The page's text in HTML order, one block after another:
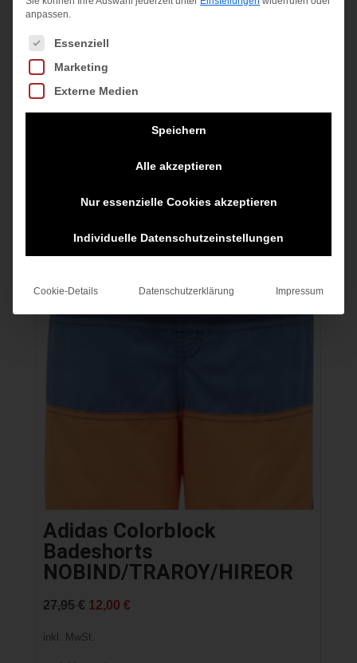
TF BASE ST
24,95€
Angebot!
Adidas Colorblock
Badeshorts
NOBIND/TRAROY/HIREOR
27,95 € Ursprünglicher
12,00 €Aktueller
inkl. MwSt.
anpassen.
Es folgt eine Liste der Service-Gruppen, für die eine
Essenziell
Marketing
Externe Medien
Speichern
Alle akzeptieren
Nur essenzielle Cookies akzeptieren
Individuelle Datenschutzeinstellungen
Cookie-Details Datenschutzerklärung Impressum